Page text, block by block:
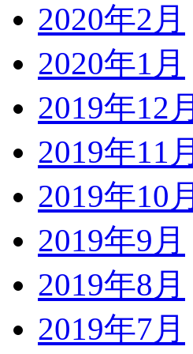
2020年2月
2020年1月
2019年12月
2019年11月
2019年10月
2019年9月
2019年8月
2019年7月